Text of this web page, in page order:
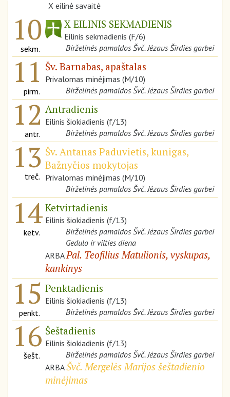
X eilinė savaitė
10
sekm.
X EILINIS SEKMADIENIS
Eilinis sekmadienis (F/6)
Birželinės pamaldos Švč. Jėzaus Širdies garbei
11
pirm.
Šv. Barnabas, apaštalas
Privalomas minėjimas (M/10)
Birželinės pamaldos Švč. Jėzaus Širdies garbei
12
antr.
Antradienis
Eilinis šiokiadienis (f/13)
Birželinės pamaldos Švč. Jėzaus Širdies garbei
13
treč.
Šv. Antanas Paduvietis, kunigas,
Bažnyčios mokytojas
Privalomas minėjimas (M/10)
Birželinės pamaldos Švč. Jėzaus Širdies garbei
14
ketv.
Ketvirtadienis
Eilinis šiokiadienis (f/13)
Birželinės pamaldos Švč. Jėzaus Širdies garbei
Gedulo ir vilties diena
ARBAPal. Teofilius Matulionis, vyskupas,
kankinys
15
penkt.
Penktadienis
Eilinis šiokiadienis (f/13)
Birželinės pamaldos Švč. Jėzaus Širdies garbei
16
šešt.
Šeštadienis
Eilinis šiokiadienis (f/13)
Birželinės pamaldos Švč. Jėzaus Širdies garbei
ARBAŠvč. Mergelės Marijos šeštadienio
minėjimas